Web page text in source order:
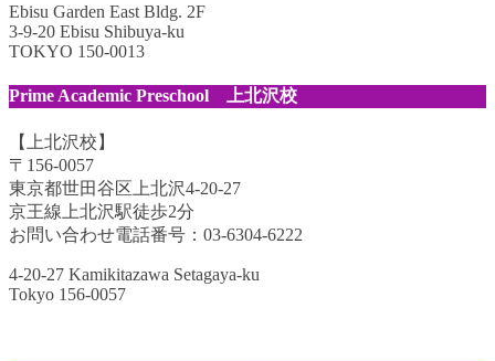
Ebisu Garden East Bldg. 2F
3-9-20 Ebisu Shibuya-ku
TOKYO 150-0013
Prime Academic Preschool 上北沢校
【上北沢校】
〒156-0057
東京都世田谷区上北沢4-20-27
京王線上北沢駅徒歩2分
お問い合わせ電話番号：03-6304-6222
4-20-27 Kamikitazawa Setagaya-ku
Tokyo 156-0057